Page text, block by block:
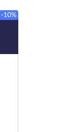
-10%